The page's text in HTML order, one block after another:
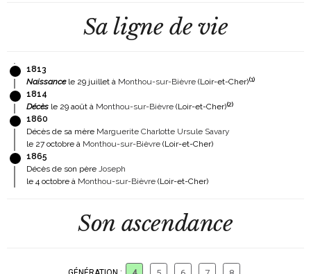
Sa ligne de vie
1813
Naissancele 29 juillet à Monthou-sur-Bièvre (Loir-et-Cher)(1)
1814
Décès le 29 août à Monthou-sur-Bièvre (Loir-et-Cher)(2)
1860
Décès de sa mère Marguerite Charlotte Ursule Savary
le 27 octobre à Monthou-sur-Bièvre (Loir-et-Cher)
1865
Décès de son père Joseph
le 4 octobre à Monthou-sur-Bièvre (Loir-et-Cher)
Son ascendance